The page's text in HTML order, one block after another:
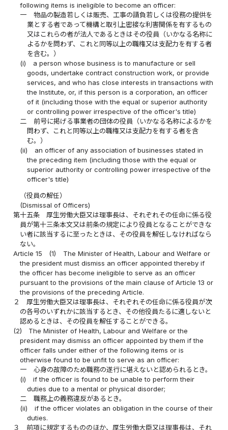
following items is ineligible to become an officer:
一
物品の製造若しくは販売、工事の請負若しくは役務の提供を
業とする者であって機構と取引上密接な利害関係を有するもの
又はこれらの者が法人であるときはその役員（いかなる名称に
よるかを問わず、これと同等以上の職権又は支配力を有する者
を含む。）
(i)
a person whose business is to manufacture or sell
goods, undertake contract construction work, or provide
services, and who has close interests in transactions with
the Institute, or, if this person is a corporation, an officer
of it (including those with the equal or superior authority
or controlling power irrespective of the officer's title)
二
前号に掲げる事業者の団体の役員（いかなる名称によるかを
問わず、これと同等以上の職権又は支配力を有する者を含
む。）
(ii)
an officer of any association of businesses stated in
the preceding item (including those with the equal or
superior authority or controlling power irrespective of the
officer's title)
（役員の解任）
(Dismissal of Officers)
第十五条
厚生労働大臣又は理事長は、それぞれその任命に係る役
員が第十三条本文又は前条の規定により役員となることができな
い者に該当するに至ったときは、その役員を解任しなければなら
ない。
Article 15
(1)
The Minister of Health, Labour and Welfare or
the president must dismiss an officer appointed thereby if
the officer has become ineligible to serve as an officer
pursuant to the provisions of the main clause of Article 13 or
the provisions of the preceding Article.
２
厚生労働大臣又は理事長は、それぞれその任命に係る役員が次
の各号のいずれかに該当するとき、その他役員たるに適しないと
認めるときは、その役員を解任することができる。
(2)
The Minister of Health, Labour and Welfare or the
president may dismiss an officer appointed by them if the
officer falls under either of the following items or is
otherwise found to be unfit to serve as an officer:
一
心身の故障のため職務の遂行に堪えないと認められるとき。
(i)
if the officer is found to be unable to perform their
duties due to a mental or physical disorder;
二
職務上の義務違反があるとき。
(ii)
if the officer violates an obligation in the course of their
duties.
３
前項に規定するもののほか、厚生労働大臣又は理事長は、それ